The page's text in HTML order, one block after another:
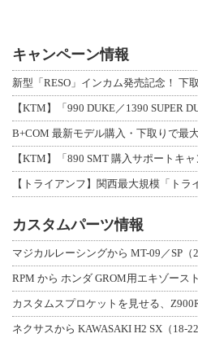
キャンペーン情報
【KTM】「990 DUKE／1390 SUPER
【KTM】「890 SMT 購入サポートキ
カスタムパーツ情報
ネクサスから KAWASAKI H2 SX（18-